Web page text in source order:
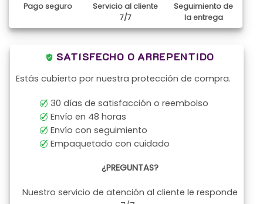
Pago seguro
Servicio al cliente
7/7
Seguimiento de
la entrega
SATISFECHO O ARREPENTIDO
Estás cubierto por nuestra protección de compra.
30 días de satisfacción o reembolso
Envío en 48 horas
Envío con seguimiento
Empaquetado con cuidado
¿PREGUNTAS?
Nuestro servicio de atención al cliente le responde